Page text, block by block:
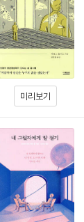
미리보기